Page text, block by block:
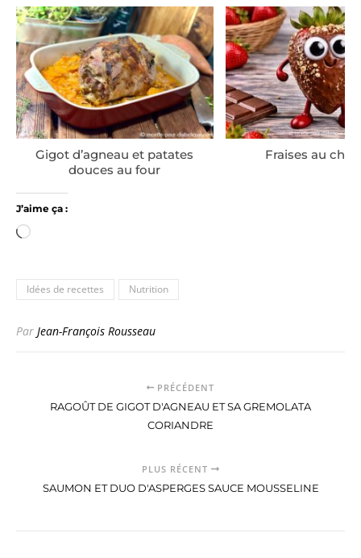
Gigot d’agneau et patates
douces au four
Fraises au
J’aime ça :
Chargement…
Idées de recettes Nutrition
Par Jean-François Rousseau
PRÉCÉDENT
RAGOÛT DE GIGOT D'AGNEAU ET SA GREMOLATA
CORIANDRE
PLUS RÉCENT
SAUMON ET DUO D'ASPERGES SAUCE MOUSSELINE